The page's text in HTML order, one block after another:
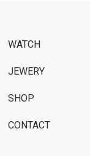
WATCH
JEWERY
SHOP
CONTACT